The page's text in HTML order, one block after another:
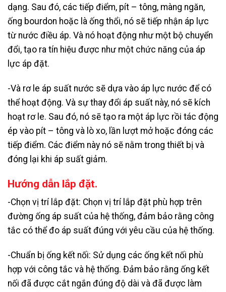
dạng. Sau đó, các tiếp điểm, pít – tông, màng ngăn,
ống bourdon hoặc là ống thổi, nó sẽ tiếp nhận áp lực
từ nước điều áp. Và nó hoạt động như một bộ chuyển
đổi, tạo ra tín hiệu được như một chức năng của áp
lực áp đặt.
-Và rơ le áp suất nước sẽ dựa vào áp lực nước để có
thể hoạt động. Và sự thay đổi áp suất này, nó sẽ kích
hoạt rơ le. Sau đó, nó sẽ tạo ra một áp lực rồi tác động
ép vào pít – tông và lò xo, lần lượt mở hoặc đóng các
tiếp điểm. Các điểm này nó sẽ nằm trong thiết bị và
đóng lại khi áp suất giảm.
Hướng dẫn lắp đặt.
-Chọn vị trí lắp đặt: Chọn vị trí lắp đặt phù hợp trên
đường ống áp suất của hệ thống, đảm bảo rằng công
tắc có thể đo áp suất đúng với yêu cầu của hệ thống.
-Chuẩn bị ống kết nối: Sử dụng các ống kết nối phù
hợp với công tắc và hệ thống. Đảm bảo rằng ống kết
nối đã được cắt ngắn đúng độ dài và đã được làm